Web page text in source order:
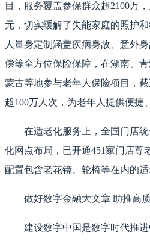
目，服务覆盖参保群众超2100万
元，切实缓解了失能家庭的照护
人量身定制涵盖疾病身故、意外
偿等全方位保险保障，在湖南、
蒙古等地参与老年人保险项目，
超100万人次，为老年人提供便捷
在适老化服务上，全国门店
化网点布局，已开通451家门店尊
配置包含老花镜、轮椅等在内的适
做好数字金融大文章 助推高
建设数字中国是数字时代推